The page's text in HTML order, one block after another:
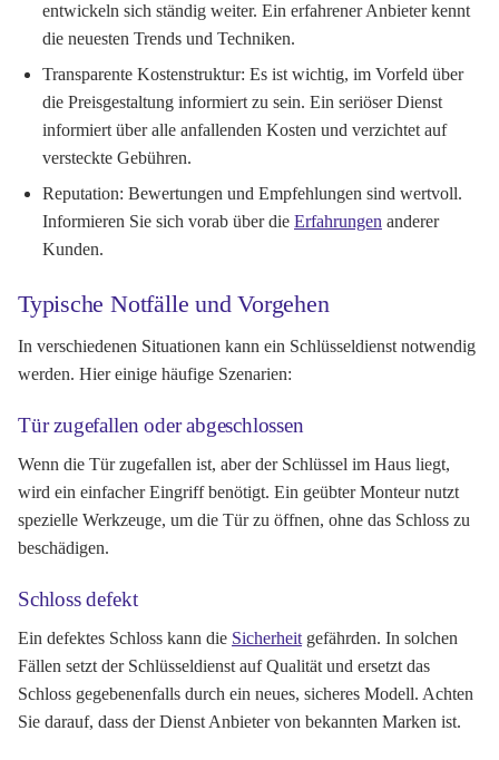
entwickeln sich ständig weiter. Ein erfahrener Anbieter kennt
die neuesten Trends und Techniken.
Transparente Kostenstruktur: Es ist wichtig, im Vorfeld über
die Preisgestaltung informiert zu sein. Ein seriöser Dienst
informiert über alle anfallenden Kosten und verzichtet auf
versteckte Gebühren.
Reputation: Bewertungen und Empfehlungen sind wertvoll.
Informieren Sie sich vorab über die Erfahrungen anderer
Kunden.
Typische Notfälle und Vorgehen
In verschiedenen Situationen kann ein Schlüsseldienst notwendig
werden. Hier einige häufige Szenarien:
Tür zugefallen oder abgeschlossen
Wenn die Tür zugefallen ist, aber der Schlüssel im Haus liegt,
wird ein einfacher Eingriff benötigt. Ein geübter Monteur nutzt
spezielle Werkzeuge, um die Tür zu öffnen, ohne das Schloss zu
beschädigen.
Schloss defekt
Ein defektes Schloss kann die Sicherheit gefährden. In solchen
Fällen setzt der Schlüsseldienst auf Qualität und ersetzt das
Schloss gegebenenfalls durch ein neues, sicheres Modell. Achten
Sie darauf, dass der Dienst Anbieter von bekannten Marken ist.